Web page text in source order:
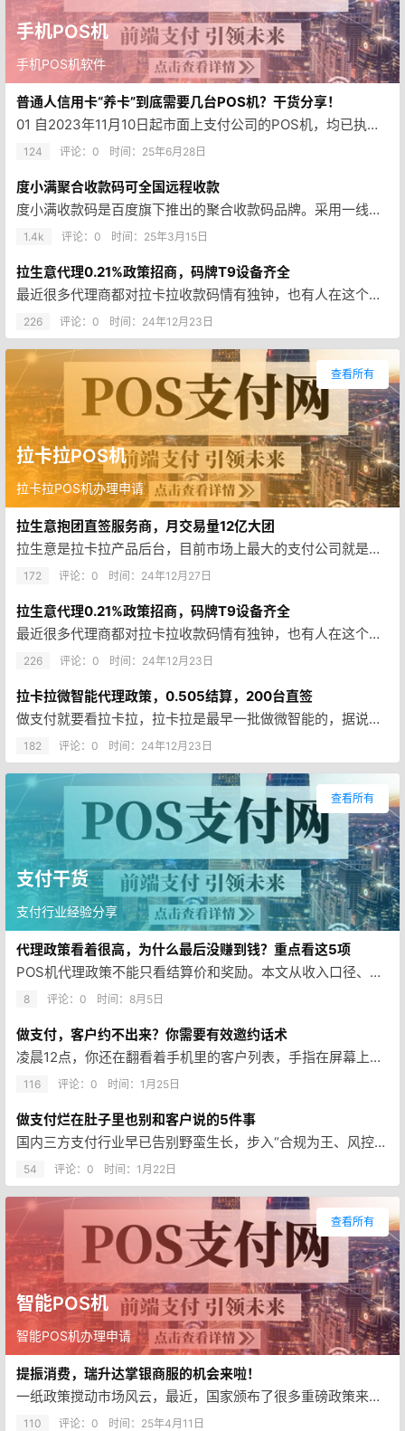
手机POS机
手机POS机软件
普通人信用卡“养卡”到底需要几台POS机？干货分享！
01 自2023年11月10日起市面上支付公司的POS机，均已执行259号一机一户文件要求。 你手中的机器，终于不跳商户…
124 评论：0 时间： 25年6月28日
度小满聚合收款码可全国远程收款
度小满收款码是百度旗下推出的聚合收款码品牌。采用一线大品牌支付公司（乐刷，银盛，拉卡拉，汇付，易宝等）通道，入网简单且超…
1.4k 评论：0 时间： 25年3月15日
拉生意代理0.21%政策招商，码牌T9设备齐全
最近很多代理商都对拉卡拉收款码情有独钟，也有人在这个上面翻车，主要拉卡拉这个系统和星驿付不一样，拉卡拉可以随时调整下级代…
226 评论：0 时间： 24年12月23日
拉卡拉POS机
拉卡拉POS机办理申请
查看所有
拉生意抱团直签服务商，月交易量12亿大团
拉生意是拉卡拉产品后台，目前市场上最大的支付公司就是拉卡拉，月交易量超过2000亿，小微商户可开15户，也支持支付宝大额…
172 评论：0 时间： 24年12月27日
拉生意代理0.21%政策招商，码牌T9设备齐全
最近很多代理商都对拉卡拉收款码情有独钟，也有人在这个上面翻车，主要拉卡拉这个系统和星驿付不一样，拉卡拉可以随时调整下级代…
226 评论：0 时间： 24年12月23日
拉卡拉微智能代理政策，0.505结算，200台直签
做支付就要看拉卡拉，拉卡拉是最早一批做微智能的，据说拉卡拉已经对接碰一碰贴纸了，推广也有分润，不过拉卡拉都是考核制度，所…
182 评论：0 时间： 24年12月23日
支付干货
支付行业经验分享
查看所有
代理政策看着很高，为什么最后没赚到钱？重点看这5项
POS机代理政策不能只看结算价和奖励。本文从收入口径、激活条件、设备成本、对账结算和售后退出5方面，教新手在拿货前核对真…
8 评论：0 时间： 8月5日
做支付，客户约不出来？你需要有效邀约话术
凌晨12点，你还在翻看着手机里的客户列表，手指在屏幕上反复编辑、删除，最终还是按下了发送键——“王总，您好，我是XX支付…
116 评论：0 时间： 1月25日
做支付烂在肚子里也别和客户说的5件事
国内三方支付行业早已告别野蛮生长，步入“合规为王、风控为先”的严监管时代。自2024年5月1日《非银行支付机构监督管理条…
54 评论：0 时间： 1月22日
智能POS机
智能POS机办理申请
查看所有
提振消费，瑞升达掌银商服的机会来啦！
一纸政策搅动市场风云，最近，国家颁布了很多重磅政策来提振消费。可以预见，在不久的将来，在政策的加持下，消费会大幅提升。 …
110 评论：0 时间： 25年4月11日